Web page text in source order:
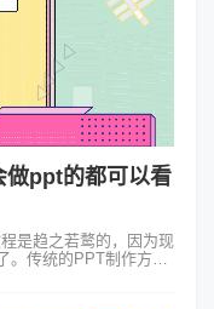
做ppt的都可以看
是趋之若鹜的，因为现
。传统的PPT制作方式